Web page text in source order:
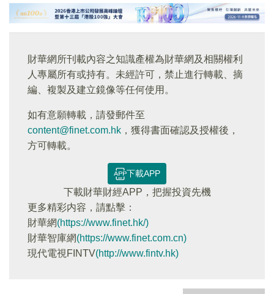
財華網所刊載內容之知識產權為財華網及相關權利
人專屬所有或持有。未經許可，禁止進行轉載、摘
編、複製及建立鏡像等任何使用。
如有意願轉載，請發郵件至
content@finet.com.hk ，獲得書面確認及授權後，
方可轉載。
下載APP
下載財華財經APP，把握投資先機
更多精彩内容，請點擊：
財華網(https://www.finet.hk/)
財華智庫網(https://www.finet.com.cn)
現代電視FINTV(http://www.fintv.hk)